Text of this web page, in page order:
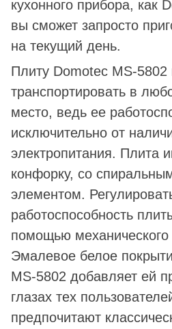
кухонного прибора, как
вы сможет запросто
на текущий день.
Плиту Domotec MS-
транспортировать в
место, ведь ее
исключительно от
электропитания. Плита
конфорку, со
элементом.
работоспособность
помощью механического
Эмалевое белое
MS-5802 добавляет ей
глазах тех
предпочитают